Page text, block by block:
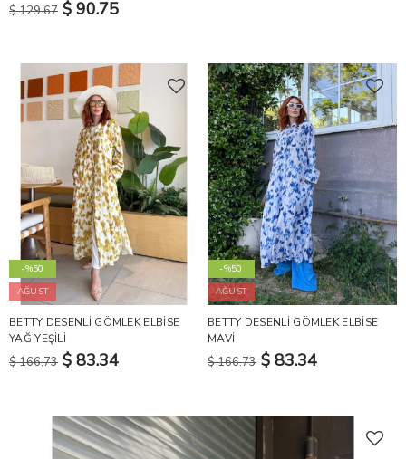
$ 129.67 $ 90.75
-%50
AĞUST
BETTY DESENLİ GÖMLEK ELBİSE
YAĞ YEŞİLİ
$ 166.73 $ 83.34
-%50
AĞUST
BETTY DESENLİ GÖMLEK ELBİSE
MAVİ
$ 166.73 $ 83.34